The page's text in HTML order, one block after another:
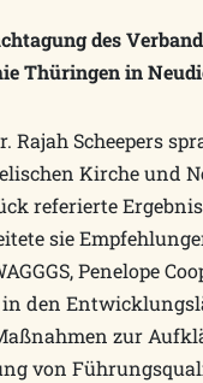
des
Thüringen in
Scheepers
Kirche und
referierte
sie
Penelope
den
zur
von